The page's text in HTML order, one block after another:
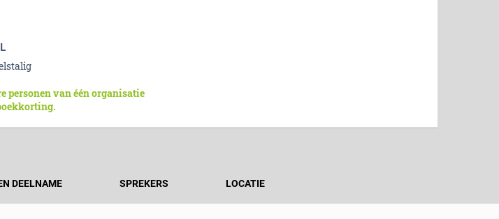
personen van één organisatie
DEELNAME SPREKERS LOCATIE